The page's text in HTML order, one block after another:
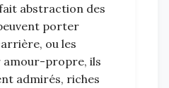
abstraction des
porter
ou les
amour-propre, ils
admirés, riches